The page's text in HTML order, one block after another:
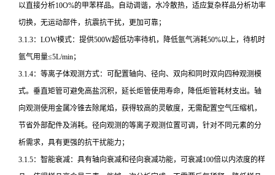
以直接分析10O%的甲苯样品。自动调谐，水冷散热，适应复杂样品分析功率
切换，无运动部件，抗震抗干扰，更加可靠；
3.1.3：LOW模式：提供500W超低功率待机，降低氩气消耗50%以上，待机时
氩气用量≤5L/min；
3.1.4：等离子体观测方式：可配置轴向、径向、双向和同时双向四种观测模
式。垂直矩管可避免高盐沉积，延长炬管使用寿命，降低炬管耗材支出。轴
向观测使用金属冷锥去除尾焰，获得较高的灵敏度，无需配置空气压缩机，
节省外部配件及消耗。径向观测的等离子观测位置可调，针对不同元素的分
析需求，具有更强的抗干扰能力；
3.1.5：智能衰减：具有轴向衰减和径向衰减功能，可衰减100倍以内浓度的样